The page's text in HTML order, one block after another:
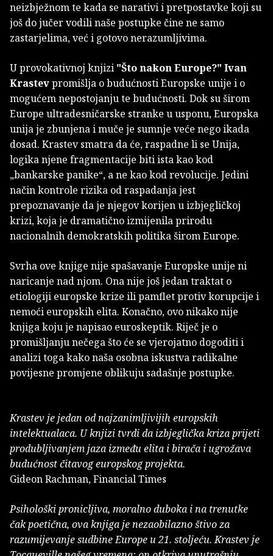
neizbježnom te kada se narativi i pretpostavke koji su
još do jučer vodili naše postupke čine ne samo
zastarjelima, već i gotovo nerazumljivima.
U provokativnoj knjizi "Što nakon Europe?" Ivan
Krastevpromišlja o budućnosti Europske unije i o
mogućem nepostojanju te budućnosti. Dok su širom
Europe ultradesničarske stranke u usponu, Europska
unija je zbunjena i muče je sumnje veće nego ikada
dosad. Krastev smatra da će, raspadne li se Unija,
logika njene fragmentacije biti ista kao kod
„bankarske panike“, a ne kao kod revolucije. Jedini
način kontrole rizika od raspadanja jest
prepoznavanje da je njegov korijen u izbjegličkoj
krizi, koja je dramatično izmijenila prirodu
nacionalnih demokratskih politika širom Europe.
Svrha ove knjige nije spašavanje Europske unije ni
naricanje nad njom. Ona nije još jedan traktat o
etiologiji europske krize ili pamflet protiv korupcije i
nemoći europskih elita. Konačno, ovo nikako nije
knjiga koju je napisao euroskeptik. Riječ je o
promišljanju nečega što će se vjerojatno dogoditi i
analizi toga kako naša osobna iskustva radikalne
povijesne promjene oblikuju sadašnje postupke.
Krastev je jedan od najzanimljivijih europskih
intelektualaca. U knjizi tvrdi da izbjeglička kriza prijeti
produbljivanjem jaza između elita i birača i ugrožava
budućnost čitavog europskog projekta.
Gideon Rachman, Financial Times
Psihološki pronicljiva, moralno duboka i na trenutke
čak poetična, ova knjiga je nezaobilazno štivo za
razumijevanje sudbine Europe u 21. sto­ljeću. Krastev je